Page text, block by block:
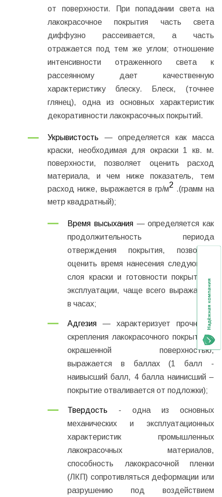
от поверхности. При попадании света на
лакокрасочное покрытия часть света
диффузно рассеивается, а часть
отражается под тем же углом; отношение
интенсивности отраженного света к
рассеянному дает качественную
характеристику блеску. Блеск, (точнее
глянец), одна из основных характеристик
декоративности лакокрасочных покрытий.
Укрывистость — определяется как масса
краски, необходимая для окраски 1 кв. м.
поверхности, позволяет оценить расход
материала, и чем ниже показатель, тем
расход ниже, выражается в гр/м2 .(грамм на
метр квадратный);
Время высыхания— определяется как
продолжительность периода
отверждения покрытия, позволяет
оценить время нанесения следующего
слоя краски и готовности покрытия к
эксплуатации, чаще всего выражается
в часах;
Адгезия — характеризует прочность
скрепления лакокрасочного покрытия с
окрашенной поверхностью,
выражается в баллах (1 балл -
наивысший балл, 4 балла наинисший –
покрытие отваливается от подложки);
Твердость - одна из основных
механических и эксплуатационных
характеристик промышленных
лакокрасочных материалов,
способность лакокрасочной пленки
(ЛКП) сопротивляться деформации или
разрушению под воздействием